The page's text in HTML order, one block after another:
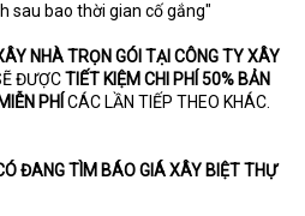
sau bao thời gian cố gắng"
NHÀ TRỌN GÓI TẠI CÔNG TY XÂY
ĐƯỢCTIẾT KIỆM CHI PHÍ 50% BẢN
MIỄN PHÍ CÁC LẦN TIẾP THEO KHÁC.​
ĐANG TÌM BÁO GIÁ XÂY BIỆT THỰ